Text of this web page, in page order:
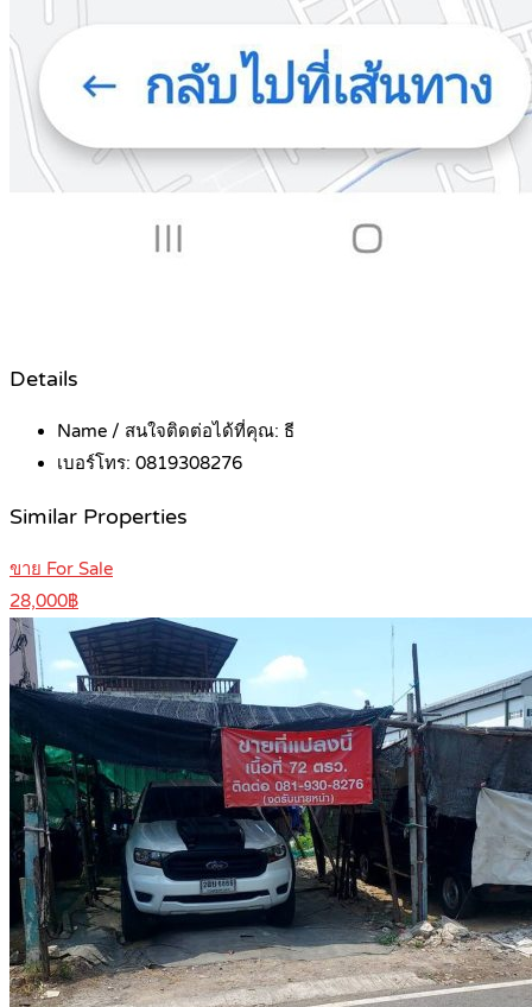
Details
Name / สนใจติดต่อได้ที่คุณ: ธี
เบอร์โทร: 0819308276
Similar Properties
ขาย For Sale
28,000฿